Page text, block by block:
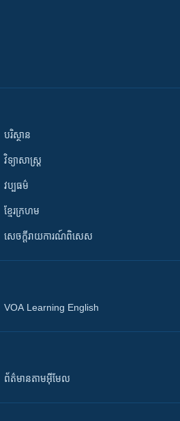
បរិស្ថាន
វិទ្យាសាស្រ្ត
វប្បធម៌
ខ្មែរក្រហម
សេចក្តីរាយការណ៍ពិសេស
VOA Learning English
ព័ត៌មាន​តាម​អ៊ីមែល